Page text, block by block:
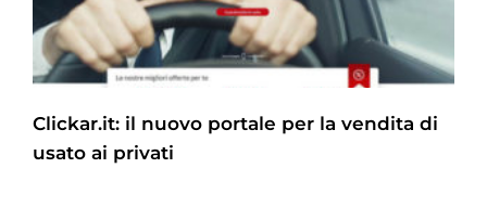
Clickar.it: il nuovo portale per la vendita di
usato ai privati